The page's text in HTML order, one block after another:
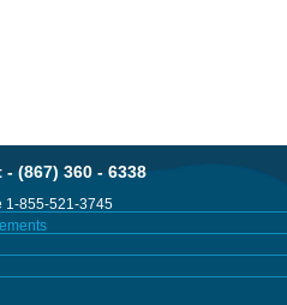
(867) 360 - 6338
1-855-521-3745